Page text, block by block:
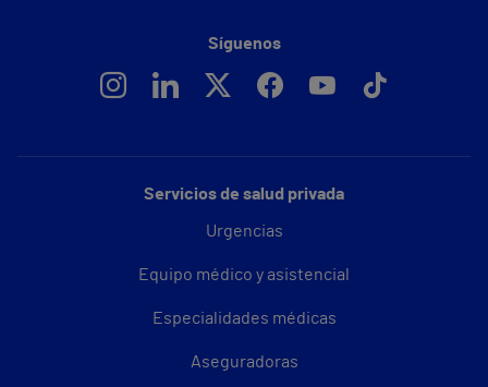
Servicios de salud privada
Urgencias
Equipo médico y asistencial
Especialidades médicas
Aseguradoras
Síguenos